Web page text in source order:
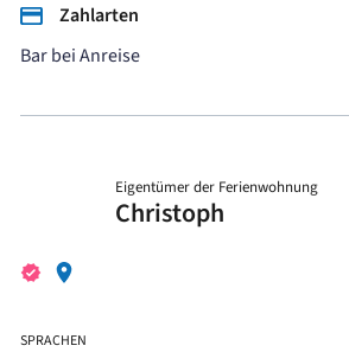
Zahlarten
Bar bei Anreise
Eigentümer der Ferienwohnung
Christoph
SPRACHEN